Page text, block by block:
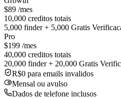
$89 /mes
10,000 creditos totais
5,000 finder + 5,000 Gratis
Pro
$199 /mes
40,000 creditos totais
20,000 finder + 20,000 Gratis
R$0 para emails invalidos
Mensal ou avulso
Dados de telefone inclusos